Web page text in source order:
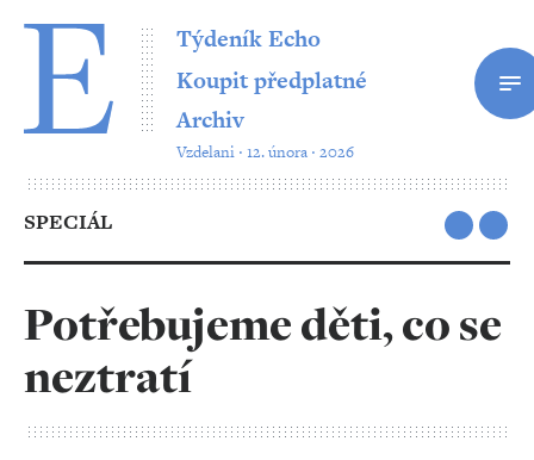
Týdeník Echo
Koupit předplatné
Archiv
Vzdelani ‧ 12. února ‧ 2026
SPECIÁL
Potřebujeme děti, co se
neztratí